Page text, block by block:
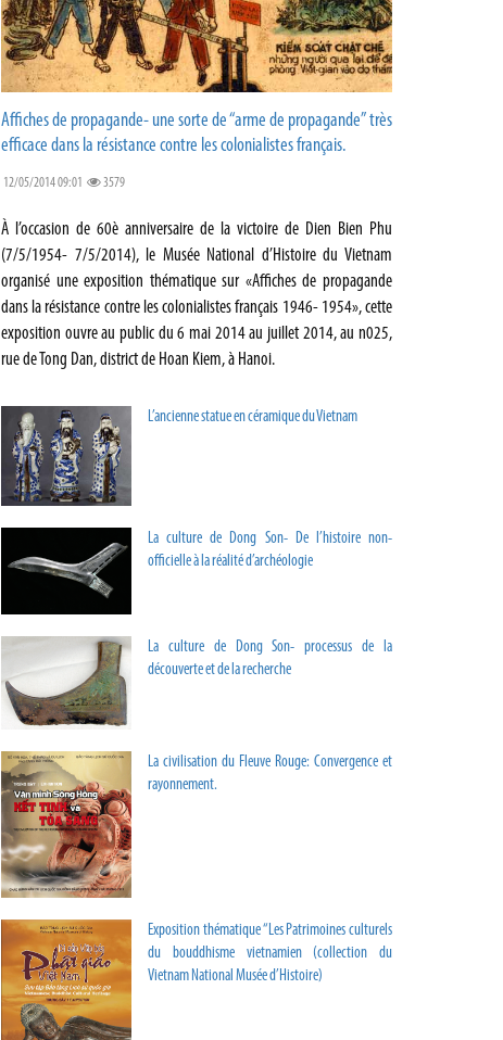
Affiches de propagande- une sorte de “arme de propagande” très
efficace dans la résistance contre les colonialistes français.
12/05/2014 09:01 3579
À l’occasion de 60è anniversaire de la victoire de Dien Bien Phu
(7/5/1954- 7/5/2014), le Musée National d’Histoire du Vietnam
organisé une exposition thématique sur «Affiches de propagande
dans la résistance contre les colonialistes français 1946- 1954», cette
exposition ouvre au public du 6 mai 2014 au juillet 2014, au n025,
rue de Tong Dan, district de Hoan Kiem, à Hanoi.
L’ancienne statue en céramique du Vietnam
La culture de Dong Son- De l’histoire non-
officielle à la réalité d’archéologie
La culture de Dong Son- processus de la
découverte et de la recherche
La civilisation du Fleuve Rouge: Convergence et
rayonnement.
Exposition thématique “Les Patrimoines culturels
du bouddhisme vietnamien (collection du
Vietnam National Musée d’Histoire)